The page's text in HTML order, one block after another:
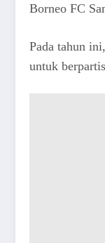
Borneo FC
Pada tahun
untuk